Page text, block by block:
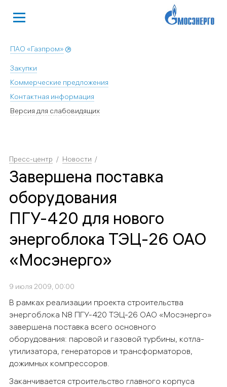
ПАО «Газпром»
Закупки
Коммерческие предложения
Контактная информация
Версия для слабовидящих
Пресс-центр Новости
Завершена поставка
оборудования
ПГУ-420 для нового
энергоблока ТЭЦ-26 ОАО
«Мосэнерго»
9 июля 2009, 00:00
В рамках реализации проекта строительства
энергоблока N8 ПГУ-420 ТЭЦ-26 ОАО «Мосэнерго»
завершена поставка всего основного
оборудования: паровой и газовой турбины, котла-
утилизатора, генераторов и трансформаторов,
дожимных компрессоров.
Заканчивается строительство главного корпуса